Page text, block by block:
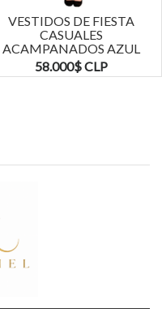
VESTIDOS DE FIESTA
CASUALES
ACAMPANADOS AZUL
MARINO TALLAS PLUS
KADRIHEL
58.000$ CLP